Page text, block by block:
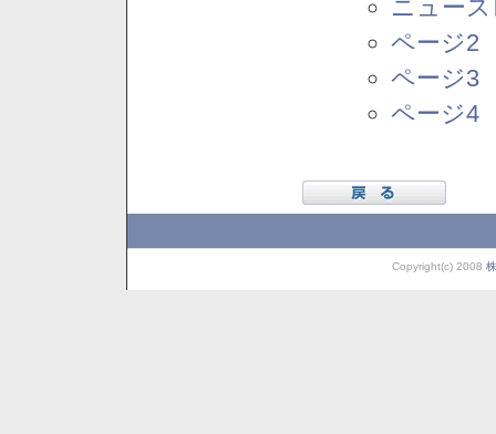
ニュー
ページ2
ページ3
ページ4
Copyright(c) 2008